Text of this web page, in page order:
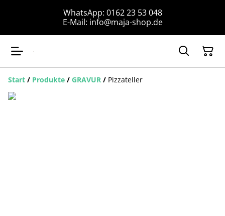
WhatsApp: 0162 23 53 048
E-Mail: info@maja-shop.de
Start / Produkte / GRAVUR / Pizzateller